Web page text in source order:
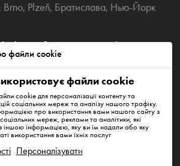
файли cookie
файли cookie
cookie для персоналізації контенту та
соціальних мереж та аналізу нашого трафіку.
про використання вами нашого сайту з
мереж, реклами та аналітики, які
іншою інформацією, яку ви їм надали або яку
використання вами їхніх послуг
Персоналізувати
Brno, Plzeň, Братислава, Нью-Йорк
1, 13353 Berlin
info@cleanwhale.de
оферти Політика приватності
cookie